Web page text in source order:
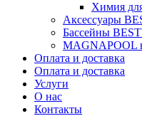
Химия
Аксессуары
Бассейны
MAGNAPOOL
Оплата и доставка
Оплата и доставка
Услуги
О нас
Контакты